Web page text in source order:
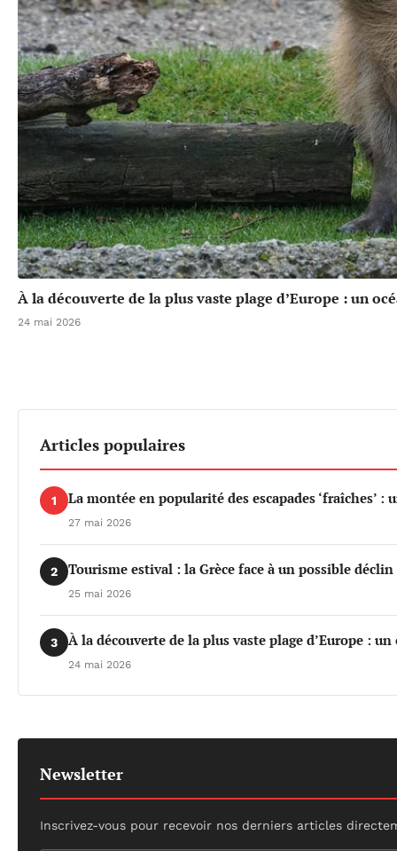
À la découverte de la plus vaste plage d’Europe : un
24 mai 2026
Articles populaires
1 La montée en popularité des escapades ‘fraîches’
27 mai 2026
2 Tourisme estival : la Grèce face à un possible déclin
25 mai 2026
3 À la découverte de la plus vaste plage d’Europe :
24 mai 2026
Newsletter
Inscrivez-vous pour recevoir nos derniers articles